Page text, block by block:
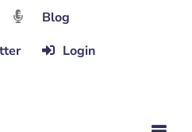
Blog
Login